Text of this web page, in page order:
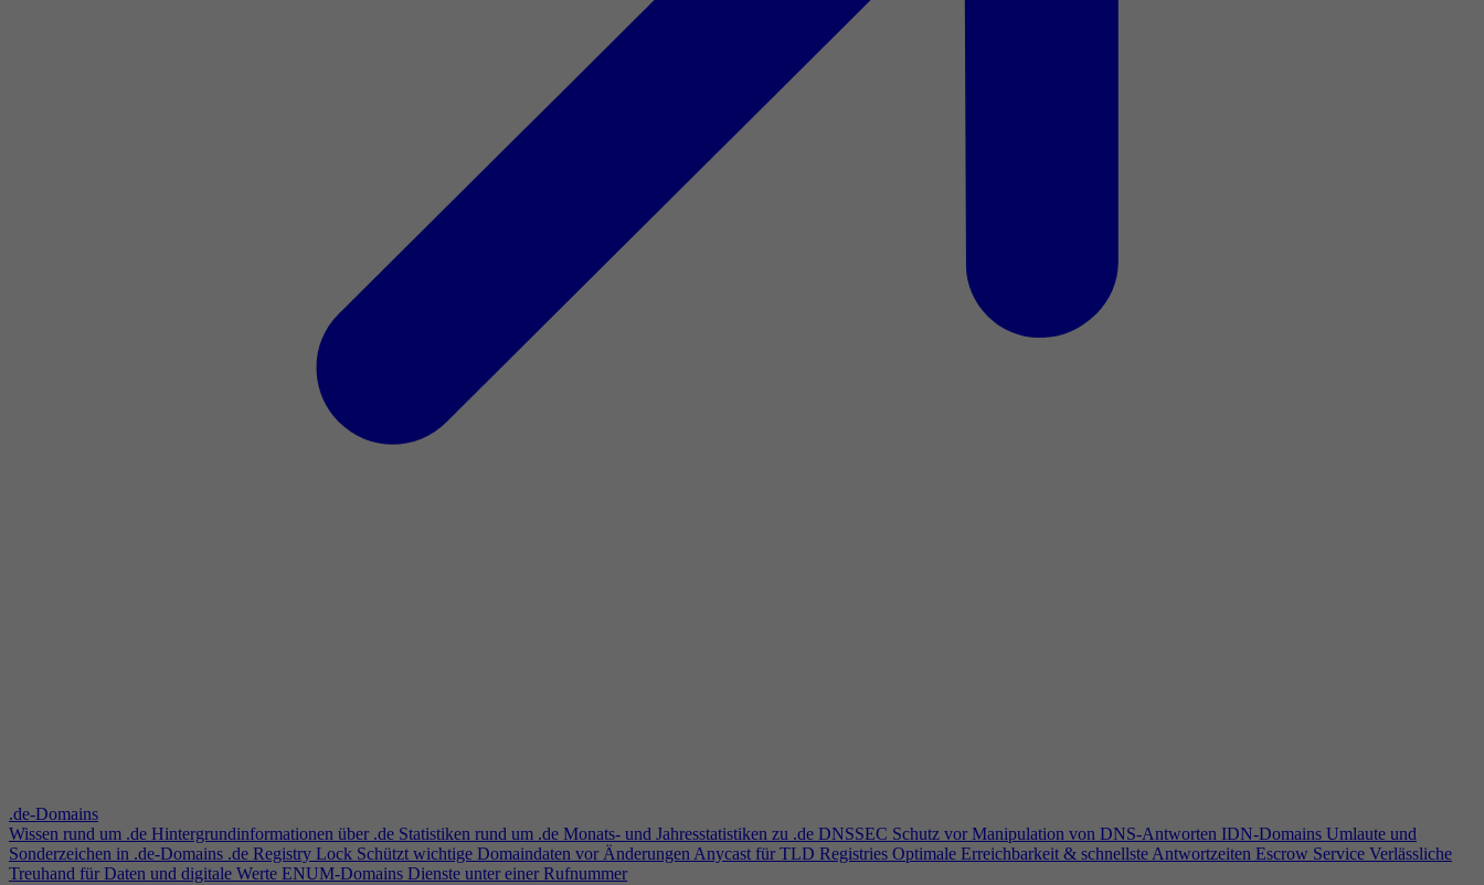
.de-Domains
Wissen rund um .de Hintergrundinformationen über .de Statistiken rund um .de Monats- und Jahresstatistiken zu .de DNSSEC Schutz vor Manipulation von DNS-Antworten IDN-Domains Umlaute und
Sonderzeichen in .de-Domains .de Registry Lock Schützt wichtige Domaindaten vor ÄnderungenAnycast für TLD Registries Optimale Erreichbarkeit & schnellste Antwortzeiten Escrow Service Verlässliche
Treuhand für Daten und digitale Werte ENUM-Domains Dienste unter einer Rufnummer